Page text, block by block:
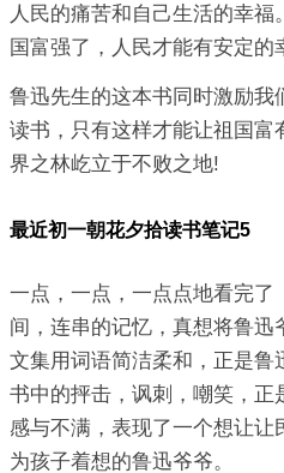
人民的痛苦和自己生活的幸福
国富强了，人民才能有安定的
鲁迅先生的这本书同时激励我
读书，只有这样才能让祖国富
界之林屹立于不败之地!
最近初一朝花夕拾读书笔记5
一点，一点，一点点地看完了
间，连串的记忆，真想将鲁迅
文集用词语简洁柔和，正是鲁
书中的抨击，讽刺，嘲笑，正
感与不满，表现了一个想让让
为孩子着想的鲁迅爷爷。